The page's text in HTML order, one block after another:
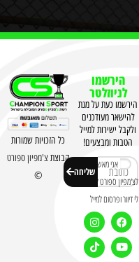
הירשמו
לניוזלטר
הירשמו כעת על מנת
להישאר מעודכנים
ולקבל ישירות למייל
הטבות ומבצעים!
אני מאשר
לצ'מפיון ספורט לשלוח
לי דיוור ופרסום למייל
שליחה
כל הזכויות שמורות
קבוצתצ'מפיון ספורט
©